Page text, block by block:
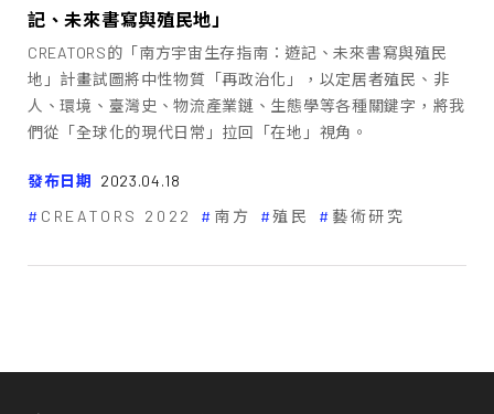
記、未來書寫與殖民地」
CREATORS的「南方宇宙生存指南：遊記、未來書寫與殖民
地」計畫試圖將中性物質「再政治化」，以定居者殖民、非
人、環境、臺灣史、物流產業鏈、生態學等各種關鍵字，將我
們從「全球化的現代日常」拉回「在地」視角。
發布日期 2023.04.18
CREATORS 2022
南方 殖民 藝術研究